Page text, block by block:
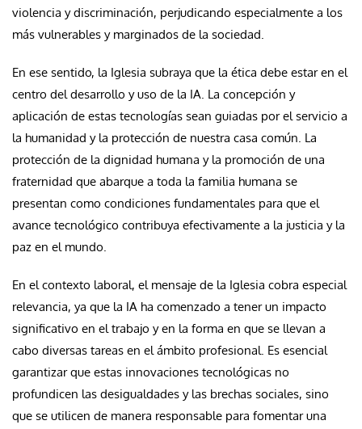
violencia y discriminación, perjudicando especialmente a los
más vulnerables y marginados de la sociedad.
En ese sentido, la Iglesia subraya que la ética debe estar en el
centro del desarrollo y uso de la IA. La concepción y
aplicación de estas tecnologías sean guiadas por el servicio a
la humanidad y la protección de nuestra casa común. La
protección de la dignidad humana y la promoción de una
fraternidad que abarque a toda la familia humana se
presentan como condiciones fundamentales para que el
avance tecnológico contribuya efectivamente a la justicia y la
paz en el mundo.
En el contexto laboral, el mensaje de la Iglesia cobra especial
relevancia, ya que la IA ha comenzado a tener un impacto
significativo en el trabajo y en la forma en que se llevan a
cabo diversas tareas en el ámbito profesional. Es esencial
garantizar que estas innovaciones tecnológicas no
profundicen las desigualdades y las brechas sociales, sino
que se utilicen de manera responsable para fomentar una